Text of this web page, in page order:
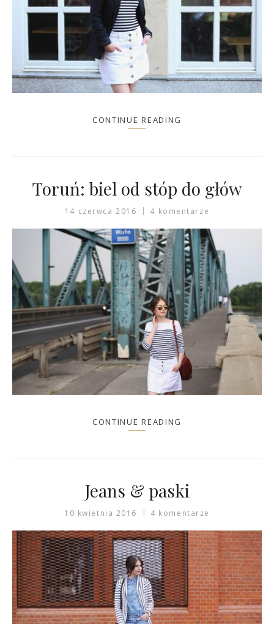
CONTINUE READING
Toruń: biel od stóp do głów
14 czerwca 2016 4 komentarze
CONTINUE READING
Jeans & paski
10 kwietnia 2016 4 komentarze